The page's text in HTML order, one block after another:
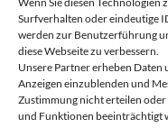
Surfverhalten oder eindeutige
werden zur Benutzerführung
diese Webseite zu verbessern.
Unsere Partner erheben
Anzeigen einzublenden und
Zustimmung nicht erteilen
und Funktionen beeinträchtigt
1190 Wien